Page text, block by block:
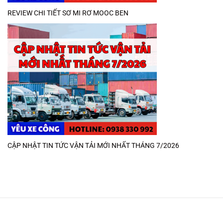
REVIEW CHI TIẾT SƠ MI RƠ MOOC BEN
CẬP NHẬT TIN TỨC VẬN TẢI MỚI NHẤT THÁNG 7/2026